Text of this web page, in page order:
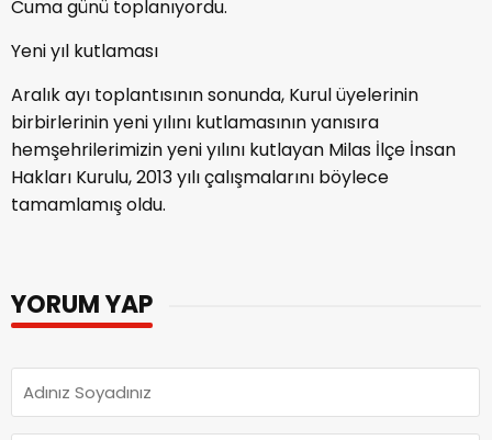
Cuma günü toplanıyordu.
Yeni yıl kutlaması
Aralık ayı toplantısının sonunda, Kurul üyelerinin
birbirlerinin yeni yılını kutlamasının yanısıra
hemşehrilerimizin yeni yılını kutlayan Milas İlçe İnsan
Hakları Kurulu, 2013 yılı çalışmalarını böylece
tamamlamış oldu.
YORUM YAP